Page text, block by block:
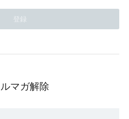
ルマガ解除